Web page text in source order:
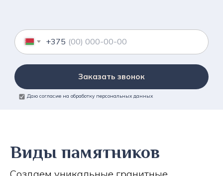
+375
Заказать звонок
Даю согласие на обработку персональных данных
Виды памятников
Создаем уникальные гранитные